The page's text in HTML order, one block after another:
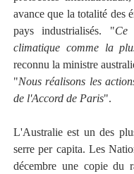
avance que la totalité des
pays industrialisés. "Ce
climatique comme la
reconnu la ministre
"Nous réalisons les
de l'Accord de Paris".
L'Australie est un des
serre per capita. Les
décembre une copie du